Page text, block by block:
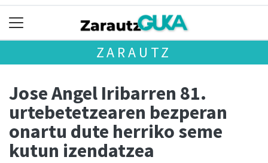
ZARAUTZ
Jose Angel Iribarren 81.
urtebetetzearen bezperan
onartu dute herriko seme
kutun izendatzea